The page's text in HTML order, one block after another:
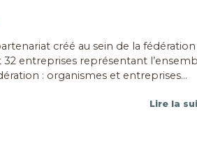
créé au sein de la fédération
32 entreprises représentant
: organismes et entreprises...
Lire la